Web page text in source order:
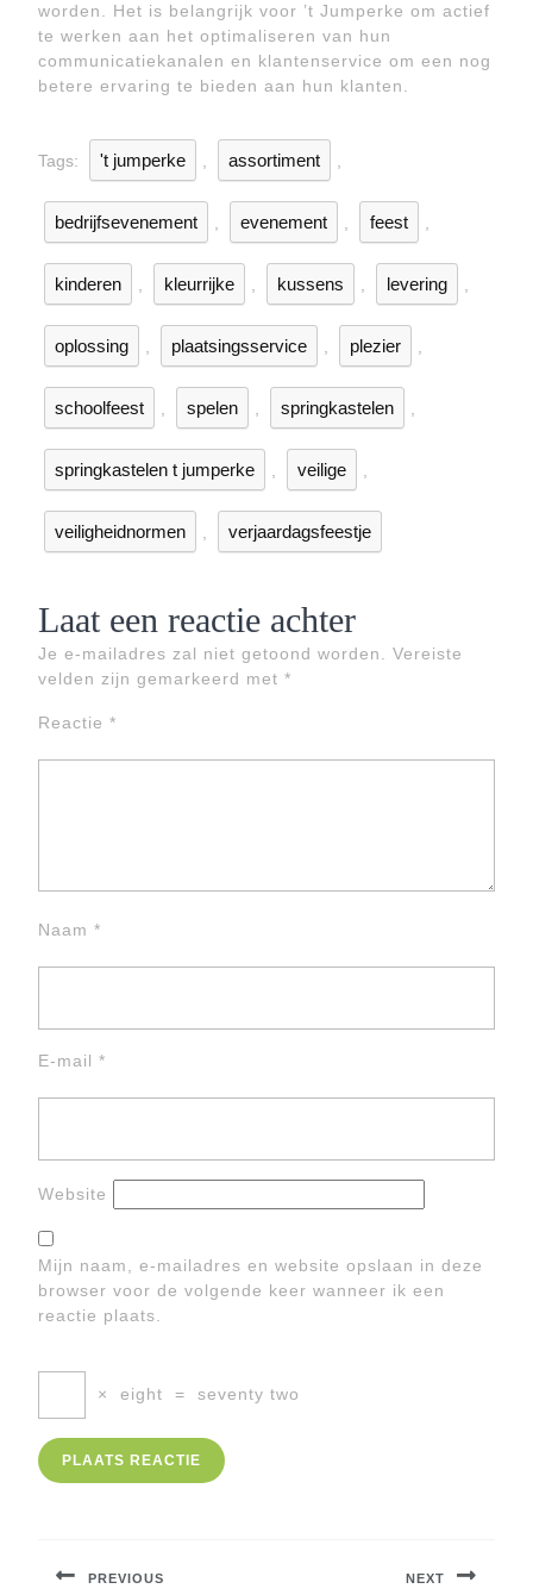
worden. Het is belangrijk voor ’t Jumperke om actief
te werken aan het optimaliseren van hun
communicatiekanalen en klantenservice om een nog
betere ervaring te bieden aan hun klanten.
Tags: 't jumperke assortiment
bedrijfsevenement evenement feest
kinderen kleurrijke kussens levering
oplossing plaatsingsservice plezier
schoolfeest spelen springkastelen
springkastelen t jumperke veilige
veiligheidnormen verjaardagsfeestje
Laat een reactie achter
Je e-mailadres zal niet getoond worden.
Vereiste
velden zijn gemarkeerd met *
Reactie *
Naam *
E-mail *
Website
Mijn naam, e-mailadres en website opslaan in deze
browser voor de volgende keer wanneer ik een
reactie plaats.
× eight = seventy two
PREVIOUS NEXT